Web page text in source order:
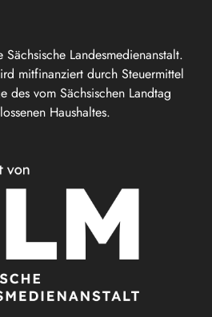
Landesmedienanstalt.
mitfinanziert durch Steuermittel
des vom Sächsischen Landtag
Haushaltes.